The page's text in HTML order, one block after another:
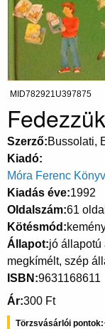
MID782921U397875
Szerző Bussolati,
Kiadó
Móra Ferenc
Kiadás éve 1992
Oldalszám 61 oldal
Kötésmód
Állapot jó állapotú
megkímélt, szép
ISBN 9631168611
Ár 300 Ft
Törzsvásárlói pontok